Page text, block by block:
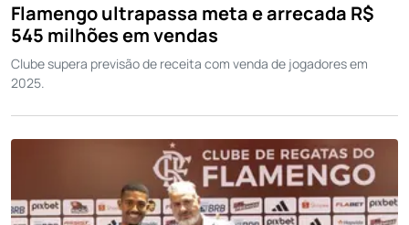
Flamengo ultrapassa meta e arrecada R$
545 milhões em vendas
Clube supera previsão de receita com venda de jogadores em
2025.